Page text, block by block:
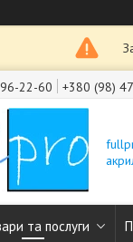
22-60 +380 (98)
та послуги